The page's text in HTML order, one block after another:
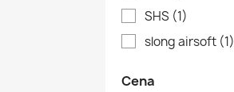
SHS (1)
slong airsoft (1)
Cena